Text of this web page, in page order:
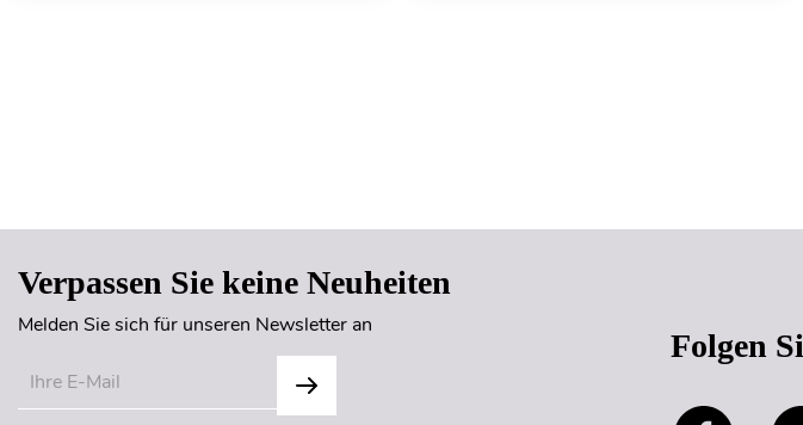
Verpassen Sie keine Neuheiten
Melden Sie sich für unseren Newsletter an
Folgen